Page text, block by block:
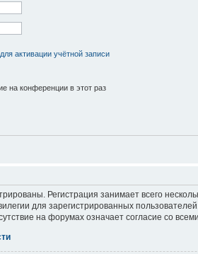
активации учётной записи
на конференции в этот раз
Регистрация занимает всего
для зарегистрированных
на форумах означает согласие со